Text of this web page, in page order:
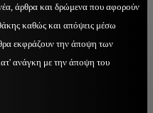
άρθρα και δρώμενα που αφορούν
καθώς και απόψεις μέσω
εκφράζουν την άποψη των
ανάγκη με την άποψη του